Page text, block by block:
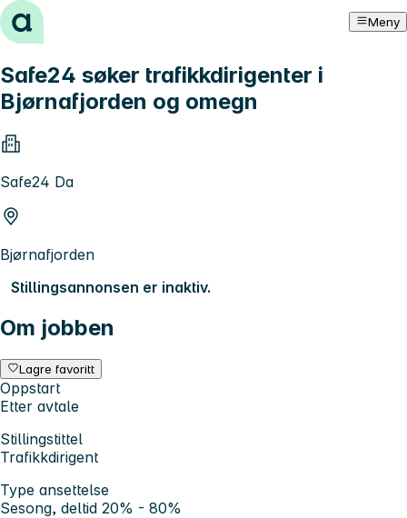
Hopp til innhold Meny
Safe24 søker trafikkdirigenter i
Bjørnafjorden og omegn
Safe24 Da
Bjørnafjorden
Stillingsannonsen er inaktiv.
Om jobben
Lagre favoritt
Oppstart
Etter avtale
Stillingstittel
Trafikkdirigent
Type ansettelse
Sesong, deltid 20% - 80%